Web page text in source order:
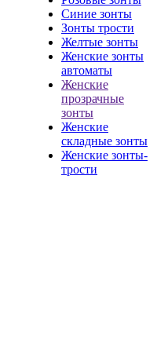
Синие зонты
Зонты трости
Желтые зонты
Женские зонты
автоматы
Женские
прозрачные
зонты
Женские
складные зонты
Женские зонты-
трости